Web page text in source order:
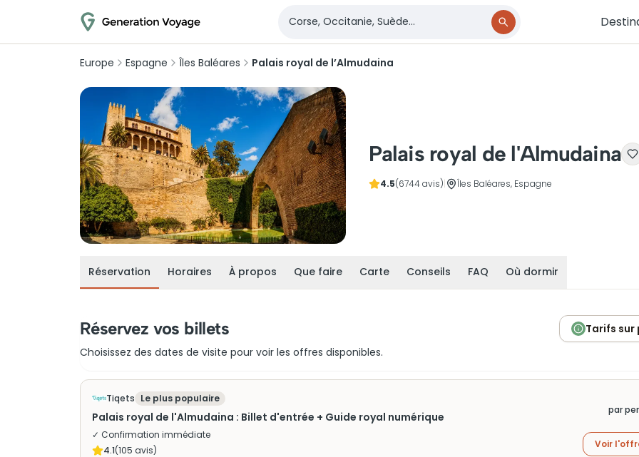
Europe Espagne Îles Baléares Palais royal de l’Almudaina
Palais royal de l'Almudaina
4.5(6744 avis) Îles Baléares, Espagne
Réservation Horaires À propos Que faire Carte Conseils FAQ Où dormir
Réservez vos billets
Choisissez des dates de visite pour voir les offres disponibles.
Tarifs sur
Tiqets Le plus populaire
Palais royal de l'Almudaina : Billet d'entrée + Guide royal numérique
✓ Confirmation immédiate
4.1(105 avis)
par
Voir